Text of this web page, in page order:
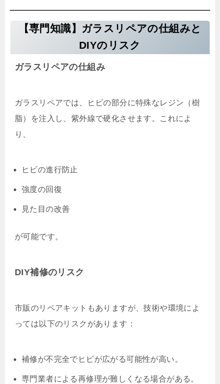
【専門知識】ガラスリペアの仕組みと
DIYのリスク
ガラスリペアの仕組み
ガラスリペアでは、ヒビの部分に特殊なレジン（樹
脂）を注入し、紫外線で硬化させます。これによ
り、
ヒビの進行防止
強度の回復
見た目の改善
が可能です。
DIY補修のリスク
市販のリペアキットもありますが、技術や環境によ
っては以下のリスクがあります：
補修が不完全でヒビが広がる可能性が高い。
専門業者による再修理が難しくなる場合がある。